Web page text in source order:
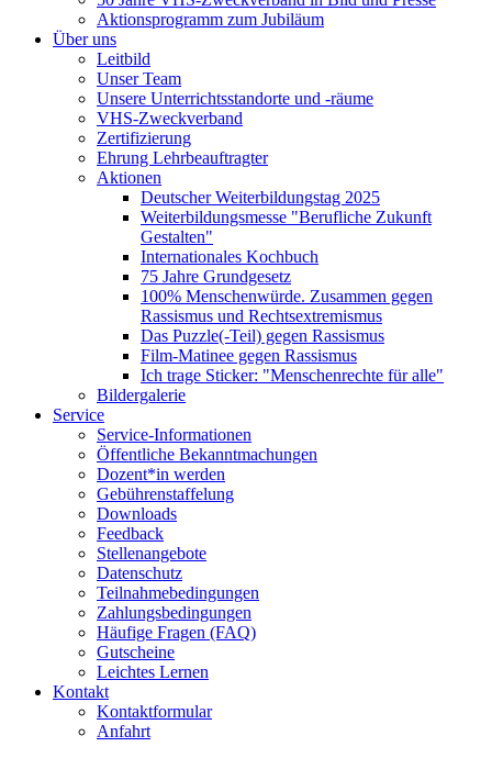
Aktionsprogramm zum Jubiläum
Über uns
Leitbild
Unser Team
Unsere Unterrichtsstandorte und -räume
VHS-Zweckverband
Zertifizierung
Ehrung Lehrbeauftragter
Aktionen
Deutscher Weiterbildungstag 2025
Weiterbildungsmesse "Berufliche Zukunft
Gestalten"
Internationales Kochbuch
75 Jahre Grundgesetz
100% Menschenwürde. Zusammen gegen
Rassismus und Rechtsextremismus
Das Puzzle(-Teil) gegen Rassismus
Film-Matinee gegen Rassismus
Ich trage Sticker: "Menschenrechte für alle"
Bildergalerie
Service
Service-Informationen
Öffentliche Bekanntmachungen
Dozent*in werden
Gebührenstaffelung
Downloads
Feedback
Stellenangebote
Datenschutz
Teilnahmebedingungen
Zahlungsbedingungen
Häufige Fragen (FAQ)
Gutscheine
Leichtes Lernen
Kontakt
Kontaktformular
Anfahrt